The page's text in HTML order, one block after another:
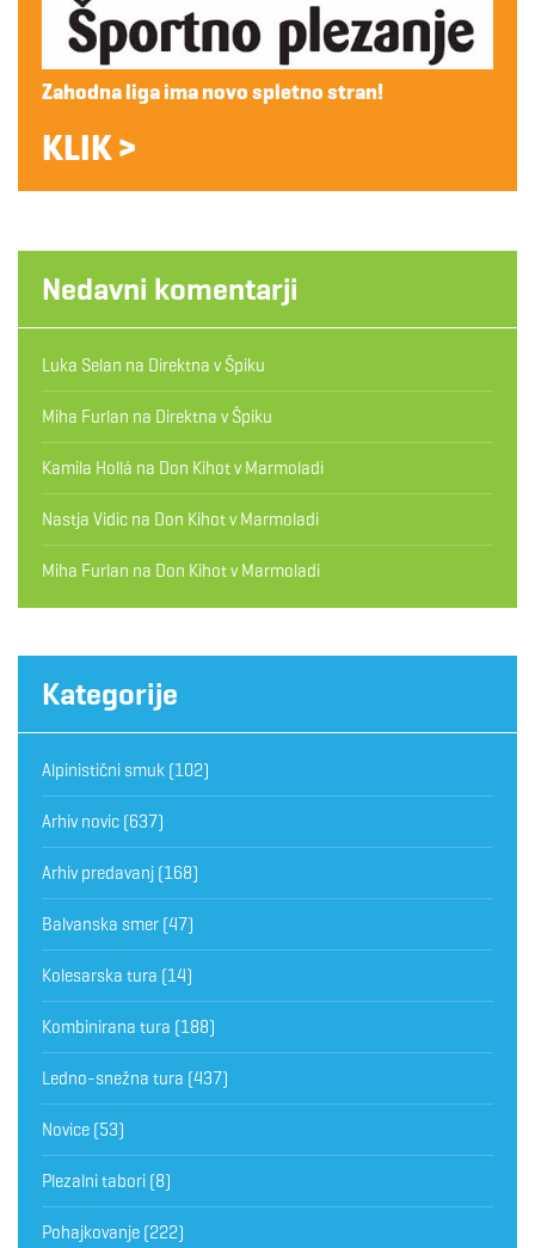
Zahodna liga ima novo spletno stran!
KLIK >
Nedavni komentarji
Luka Selan na Direktna v Špiku
Miha Furlan na Direktna v Špiku
Kamila Hollá na Don Kihot v Marmoladi
Nastja Vidic na Don Kihot v Marmoladi
Miha Furlan na Don Kihot v Marmoladi
Kategorije
Alpinistični smuk (102)
Arhiv novic (637)
Arhiv predavanj (168)
Balvanska smer (47)
Kolesarska tura (14)
Kombinirana tura (188)
Ledno-snežna tura (437)
Novice (53)
Plezalni tabori (8)
Pohajkovanje (222)